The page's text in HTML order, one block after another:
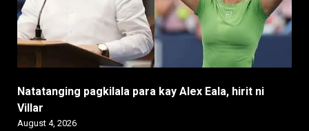
Natatanging pagkilala para kay Alex Eala, hirit ni
Villar
August 4, 2026